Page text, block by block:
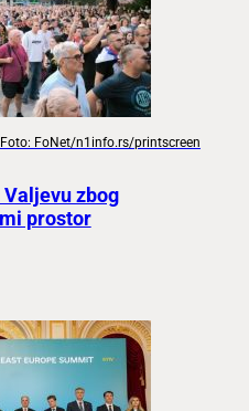
FoNet/n1info.rs/printscreen
zbog
prostor